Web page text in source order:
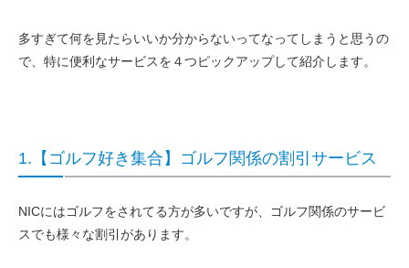
多すぎて何を見たらいいか分からないってなってしまうと思うの
で、特に便利なサービスを４つピックアップして紹介します。
1.【ゴルフ好き集合】ゴルフ関係の割引サービス
NICにはゴルフをされてる方が多いですが、ゴルフ関係のサービ
スでも様々な割引があります。